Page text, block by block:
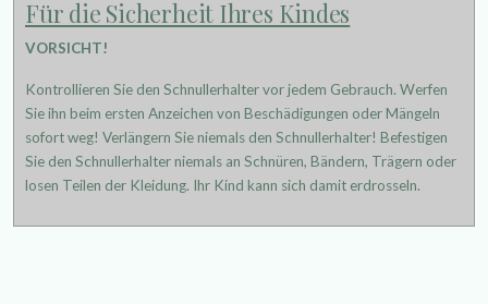
Für die Sicherheit Ihres Kindes
VORSICHT!
Kontrollieren Sie den Schnullerhalter vor jedem Gebrauch. Werfen
Sie ihn beim ersten Anzeichen von Beschädigungen oder Mängeln
sofort weg! Verlängern Sie niemals den Schnullerhalter! Befestigen
Sie den Schnullerhalter niemals an Schnüren, Bändern, Trägern oder
losen Teilen der Kleidung. Ihr Kind kann sich damit erdrosseln.